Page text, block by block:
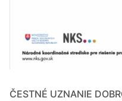
ČESTNÉ UZNANIE